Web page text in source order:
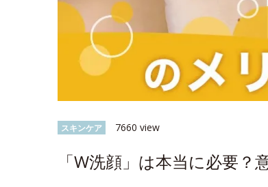
スキンケア 7660 view
「W洗顔」は本当に必要